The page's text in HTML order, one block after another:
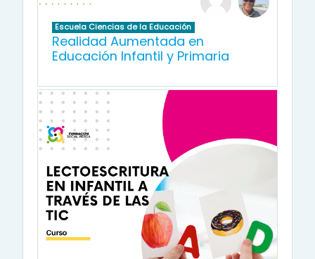
Escuela Ciencias de la Educación
Realidad Aumentada en
Educación Infantil y Primaria